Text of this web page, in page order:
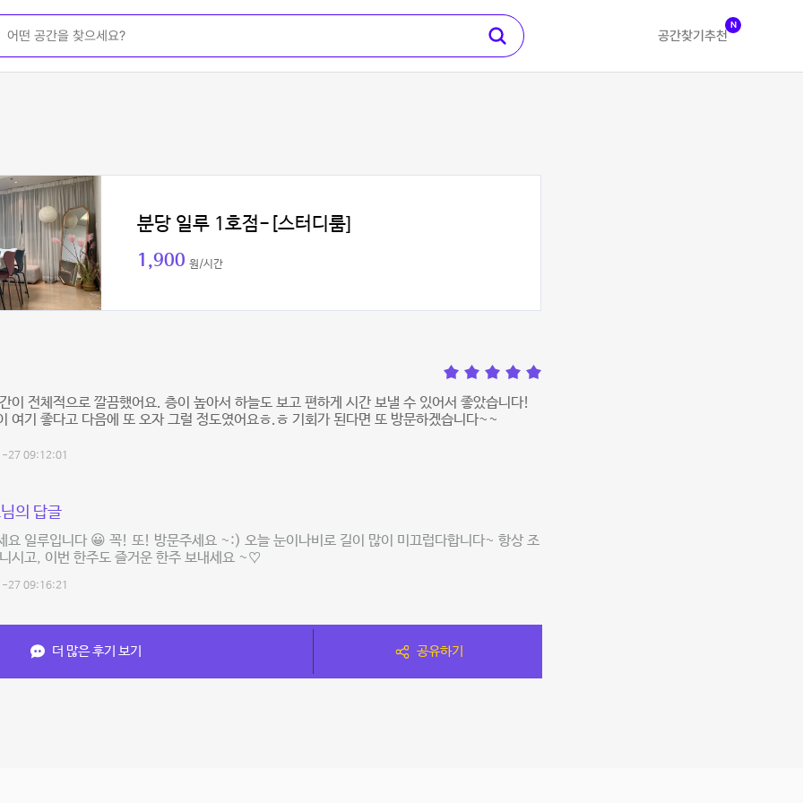
공간찾기 추천
N
분당 일루 1호점-[스터디룸]
1,900 원/시간
이 전체적으로 깔끔했어요. 층이 높아서 하늘도 보고 편하게 시간 보낼 수 있어서 좋았습니다!
여기 좋다고 다음에 또 오자 그럴 정도였어요ㅎ.ㅎ 기회가 된다면 또 방문하겠습니다~~
27 09:12:01
의 답글
요 일루입니다 😀 꼭! 또! 방문주세요 ~:) 오늘 눈이나비로 길이 많이 미끄럽다합니다~ 항상 조
시고, 이번 한주도 즐거운 한주 보내세요 ~♡
27 09:16:21
더 많은 후기 보기 공유하기